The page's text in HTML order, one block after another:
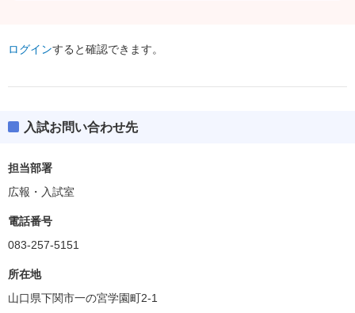
ログインすると確認できます。
入試お問い合わせ先
担当部署
広報・入試室
電話番号
083-257-5151
所在地
山口県下関市一の宮学園町2-1